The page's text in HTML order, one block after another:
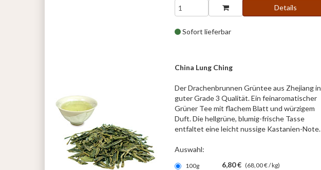
Details
Sofort lieferbar
China Lung Ching
Der Drachenbrunnen Grüntee aus Zhejiang in
guter Grade 3 Qualität. Ein feinaromatischer
Grüner Tee mit flachem Blatt und würzigem
Duft. Die hellgrüne, blumig-frische Tasse
entfaltet eine leicht nussige Kastanien-Note.
Auswahl:
100g 6,80 € (68,00 € / kg)